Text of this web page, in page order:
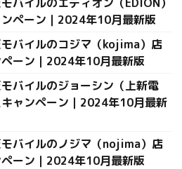
ペーン｜2024年10月最新版
モバイルのコジマ（kojima）店
ーン｜2024年10月最新版
バイルのジョーシン（上新電
ャンペーン｜2024年10月最新
モバイルのノジマ（nojima）店
ーン｜2024年10月最新版